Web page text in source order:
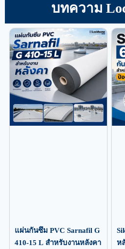
บทความ
แผ่นกันซึม PVC Sarnafil G
410-15 L สำหรับงานหลังคา
ห